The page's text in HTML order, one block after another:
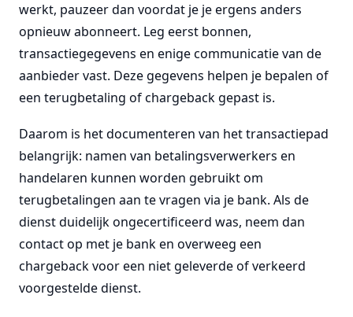
werkt, pauzeer dan voordat je je ergens anders
opnieuw abonneert. Leg eerst bonnen,
transactiegegevens en enige communicatie van de
aanbieder vast. Deze gegevens helpen je bepalen of
een terugbetaling of chargeback gepast is.
Daarom is het documenteren van het transactiepad
belangrijk: namen van betalingsverwerkers en
handelaren kunnen worden gebruikt om
terugbetalingen aan te vragen via je bank. Als de
dienst duidelijk ongecertificeerd was, neem dan
contact op met je bank en overweeg een
chargeback voor een niet geleverde of verkeerd
voorgestelde dienst.